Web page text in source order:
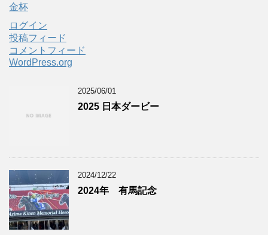
金杯
ログイン
投稿フィード
コメントフィード
WordPress.org
2025/06/01
2025 日本ダービー
2024/12/22
2024年 有馬記念